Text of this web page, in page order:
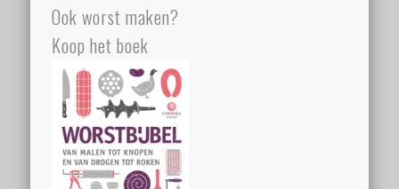
Ook worst maken?
Koop het boek